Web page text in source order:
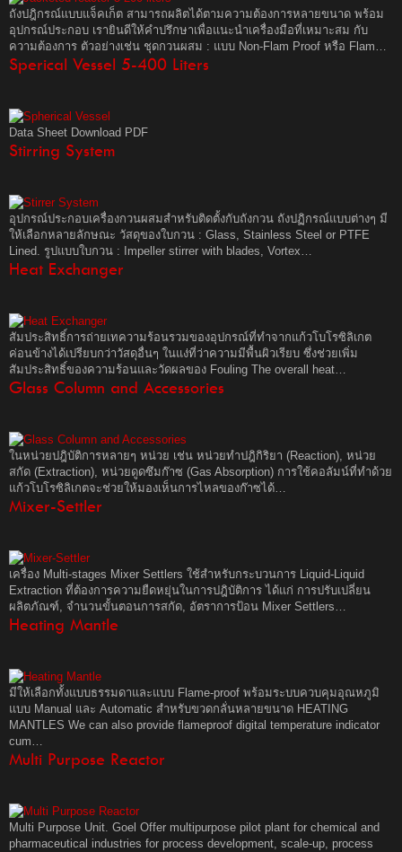
ถังปฎิกรณ์แบบแจ็คเก็ต สามารถผลิตได้ตามความต้องการหลายขนาด พร้อม
อุปกรณ์ประกอบ เรายินดีให้คำปรึกษาเพื่อแนะนำเครื่องมือที่เหมาะสม กับ
ความต้องการ ตัวอย่างเช่น ชุดกวนผสม : แบบ Non-Flam Proof หรือ Flam…
Sperical Vessel 5-400 Liters
Data Sheet Download PDF
Stirring System
อุปกรณ์ประกอบเครื่องกวนผสมสำหรับติดตั้งกับถังกวน ถังปฏิกรณ์แบบต่างๆ มี
ให้เลือกหลายลักษณะ วัสดุของใบกวน : Glass, Stainless Steel or PTFE
Lined. รูปแบบใบกวน : Impeller stirrer with blades, Vortex…
Heat Exchanger
สัมประสิทธิ์การถ่ายเทความร้อนรวมของอุปกรณ์ที่ทำจากแก้วโบโรซิลิเกต
ค่อนข้างได้เปรียบกว่าวัสดุอื่นๆ ในแง่ที่ว่าความมีพื้นผิวเรียบ ซึ่งช่วยเพิ่ม
สัมประสิทธิ์ของความร้อนและวัดผลของ Fouling The overall heat…
Glass Column and Accessories
ในหน่วยปฎิบัติการหลายๆ หน่วย เช่น หน่วยทำปฎิกิริยา (Reaction), หน่วย
สกัด (Extraction), หน่วยดูดซึมก๊าซ (Gas Absorption) การใช้คอลัมน์ที่ทำด้วย
แก้วโบโรซิลิเกตจะช่วยให้มองเห็นการไหลของก๊าซได้…
Mixer-Settler
เครื่อง Multi-stages Mixer Settlers ใช้สำหรับกระบวนการ Liquid-Liquid
Extraction ที่ต้องการความยืดหยุ่นในการปฎิบัติการ ได้แก่ การปรับเปลี่ยน
ผลิตภัณฑ์, จำนวนขั้นตอนการสกัด, อัตราการป้อน Mixer Settlers…
Heating Mantle
มีให้เลือกทั้งแบบธรรมดาและแบบ Flame-proof พร้อมระบบควบคุมอุณหภูมิ
แบบ Manual และ Automatic สำหรับขวดกลั่นหลายขนาด HEATING
MANTLES We can also provide flameproof digital temperature indicator
cum…
Multi Purpose Reactor
Multi Purpose Unit. Goel Offer multipurpose pilot plant for chemical and
pharmaceutical industries for process development, scale-up, process